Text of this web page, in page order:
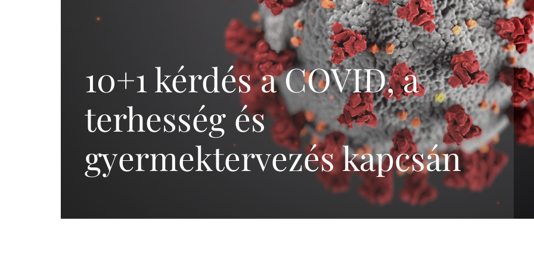
edukáció (termékenység,
meddőség)
IVF külföldön
genetikai szűrőtesztek
összefoglalása
Trisomy-tesztek
NIFTY-pro teszt
GeneSafe-teszt
Magzati kromoszóma-
vizsgálatok
(CVS,amniocentézis)
Terhesgondozási
csomagok
3D,4D Babamozi
10+1 kérdés a COVID, a
terhesség és
gyermektervezés kapcsán